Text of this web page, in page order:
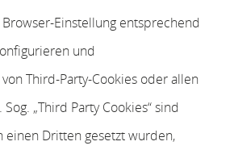
Einstellung entsprechend
und
Third-Party-Cookies oder allen
„Third Party Cookies“ sind
einen Dritten gesetzt wurden,